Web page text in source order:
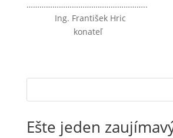
………………………………………………..
Ing. František Hric
konateľ
Ešte jeden